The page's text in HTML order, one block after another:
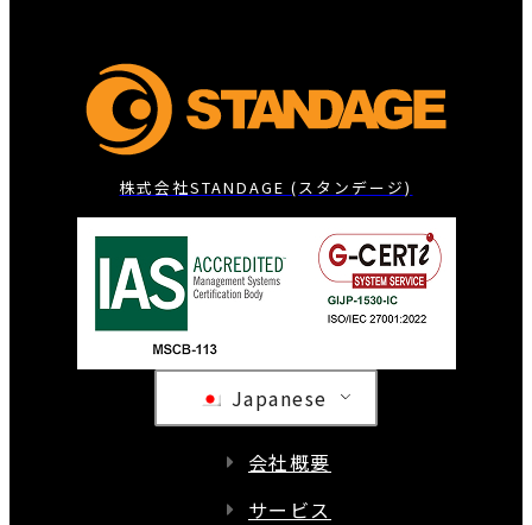
株式会社STANDAGE (スタンデージ)
Japanese
会社概要
サービス